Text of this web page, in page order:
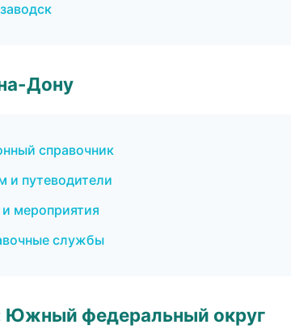
Дону
справочник
и путеводители
мероприятия
службы
Южный федеральный округ